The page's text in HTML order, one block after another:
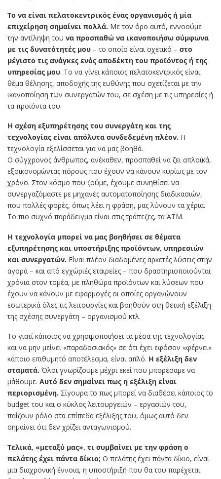
Το να είναι πελατοκεντρικός ένας οργανισμός ή μία
επιχείρηση σημαίνει πολλά. Με τον όρο αυτό, εννοούμε
την αντίληψη του να προσπαθώ να ικανοποιήσω σύμφωνα
με τις δυνατότητές μου – το οποίο είναι σχετικό – στο
μέγιστο τις ανάγκες ενός αποδέκτη του προϊόντος ή της
υπηρεσίας μου. Το να γίνει κάποιος πελατοκεντρικός είναι
θέμα θέλησης, αποδοχής της ευθύνης που σχετίζεται με την
ικανοποίηση των συνεργατών του, σε σχέση με τις υπηρεσίες ή
τα προϊόντα του.
Η σχέση εξυπηρέτησης του συνεργάτη και της
τεχνολογίας είναι απόλυτα συνδεδεμένη πλέον. Η
τεχνολογία εξελίσσεται για να μας βοηθά.
Ο σύγχρονος άνθρωπος, ανέκαθεν, προσπαθεί να ζει απλοϊκά,
εξοικονομώντας πόρους που έχουν να κάνουν κυρίως με τον
χρόνο. Στον κόσμο που ζούμε, έχουμε συνηθίσει να
συνεργαζόμαστε με μηχανές αυτοματοποίησης διαδικασιών,
που πολλές φορές, όπως λέει η φράση, μας λύνουν τα χέρια.
Το πιο συχνό παράδειγμα είναι στις τράπεζες, τα ΑΤΜ.
Η τεχνολογία μπορεί να μας βοηθήσει σε θέματα
εξυπηρέτησης και υποστήριξης προϊόντων, υπηρεσιών
και συνεργατών. Είναι πλέον διαδομένες αρκετές λύσεις στην
αγορά – και από εγχώριές εταιρείες – που δραστηριοποιούνται
χρόνια στον τομέα, με πληθώρα προϊόντων και λύσεων που
έχουν να κάνουν με εφαρμογές οι οποίες οργανώνουν
εσωτερικά όλες τις λειτουργίες και βοηθούν στη θετική εξέλιξη
της σχέσης συνεργάτη – οργανισμού κτλ.
Το γιατί κάποιος να χρησιμοποιήσει τα μέσα της τεχνολογίας
και να μην μείνει «παραδοσιακός» σε ότι έχει εφόσον «φέρνει»
κάποιο επιθυμητό αποτέλεσμα, είναι απλό. Η εξέλιξη δεν
σταματά. Όλοι γνωρίζουμε μέχρι εκεί που μπορέσαμε να
μάθουμε. Αυτό δεν σημαίνει πως η εξέλιξη είναι
περιορισμένη. Σίγουρα το πως μπορεί να διαθέσει κάποιος το
budget του και ο κύκλος λειτουργειών – εργασιών του,
παίζουν ρόλο στα επίπεδα εξέλιξης του, όμως αυτό δεν
σημαίνει ότι δεν χρίζει ανταγωνισμού.
Τελικά, «μεταξύ μας», τι συμβαίνει με την φράση ο
πελάτης έχει πάντα δίκιο; Ο πελάτης έχει πάντα δίκιο, είναι
μια διαχρονική έννοια, η υποστήριξή που θα του παρέχεται